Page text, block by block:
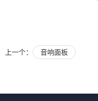
上一个： 音响面板